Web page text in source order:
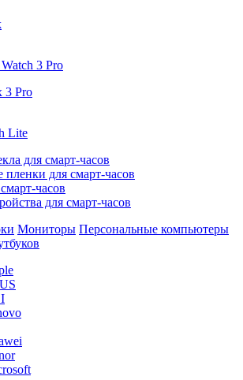
3 Pro
3 Pro
Lite
для смарт-часов
пленки для смарт-часов
часов
для смарт-часов
Мониторы Персональные компьютеры